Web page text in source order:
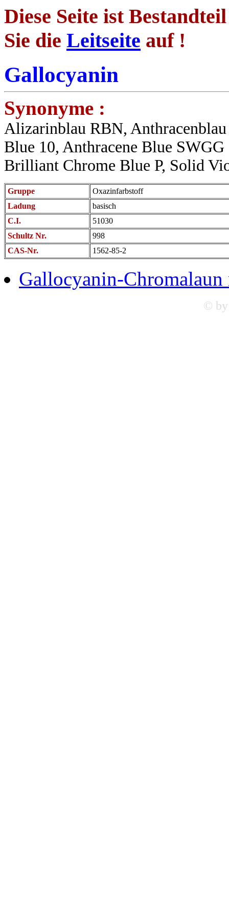
Diese Seite ist
Sie die Leitseite auf !
Gallocyanin
Synonyme :
Alizarinblau RBN,
Blue 10, Anthracene Blue SWGG
Brilliant Chrome Blue P, Solid
Gruppe
Oxazinfarbstoff
Ladung
basisch
C.I.
51030
Schultz Nr.
998
CAS-Nr.
1562-85-2
Gallocyanin-Chromalaun
©